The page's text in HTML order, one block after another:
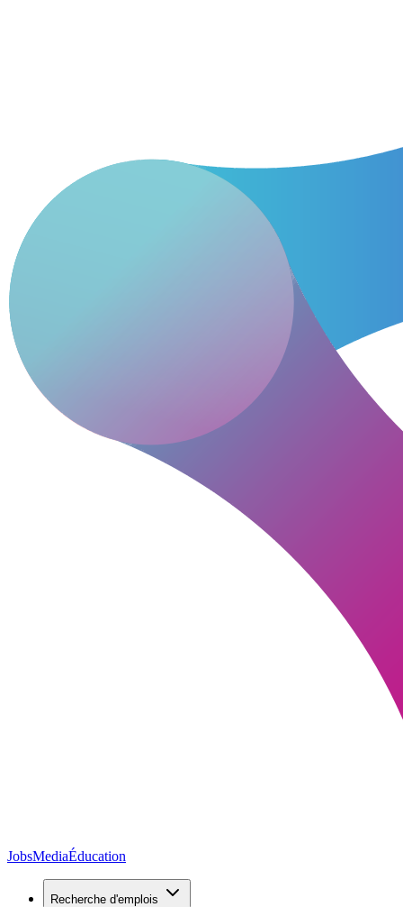
JobsMediaÉducation
Recherche d'emplois